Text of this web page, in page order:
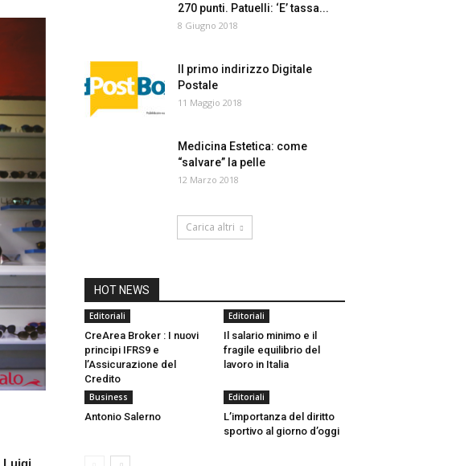
Luigi
270 punti. Patuelli: ‘E’ tassa...
8 Giugno 2018
Il primo indirizzo Digitale
Postale
11 Maggio 2018
Medicina Estetica: come
“salvare” la pelle
12 Marzo 2018
Carica altri
HOT NEWS
Editoriali
CreArea Broker : I nuovi
principi IFRS9 e
l’Assicurazione del
Credito
Editoriali
Il salario minimo e il
fragile equilibrio del
lavoro in Italia
Business
Antonio Salerno
Editoriali
L’importanza del diritto
sportivo al giorno d’oggi